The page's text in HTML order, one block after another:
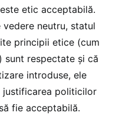
etic acceptabilă.
neutru, statul
principii etice (cum
sunt respectate și că
introduse, ele
justificarea politicilor
fie acceptabilă.